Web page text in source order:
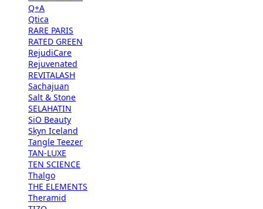
Q+A
Qtica
RARE PARIS
RATED GREEN
RejudiCare
Rejuvenated
REVITALASH
Sachajuan
Salt & Stone
SELAHATIN
SiO Beauty
Skyn Iceland
Tangle Teezer
TAN-LUXE
TEN SCIENCE
Thalgo
THE ELEMENTS
Theramid